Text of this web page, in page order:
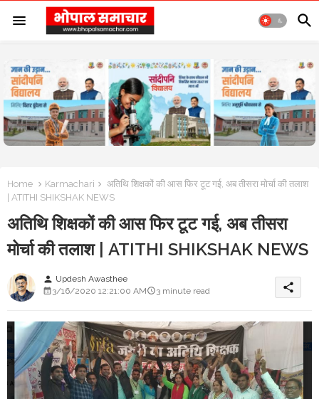
Home Karmachari
अतिथि शिक्षकों की आस फिर टूट गई, अब तीसरा मोर्चा की तलाश
| ATITHI SHIKSHAK NEWS
अतिथि शिक्षकों की आस फिर टूट गई, अब तीसरा
मोर्चा की तलाश | ATITHI SHIKSHAK NEWS
person Updesh Awasthee
3/16/2020 12:21:00 AM
3 minute read share